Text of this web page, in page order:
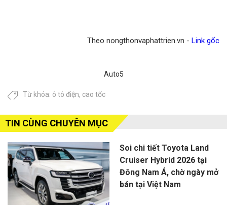
Theo nongthonvaphattrien.vn - Link gốc
Auto5
Từ khóa: ô tô điện, cao tốc
TIN CÙNG CHUYÊN MỤC
Soi chi tiết Toyota Land
Cruiser Hybrid 2026 tại
Đông Nam Á, chờ ngày mở
bán tại Việt Nam